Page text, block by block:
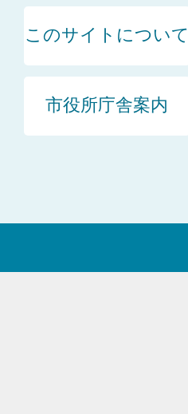
このサイトについて
市役所庁舎案内